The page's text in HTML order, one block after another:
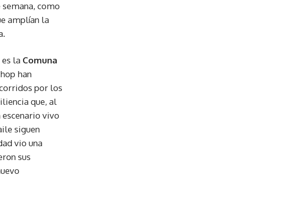
como
amplían la
la Comuna
han
por los
que, al
escenario vivo
siguen
vio una
sus